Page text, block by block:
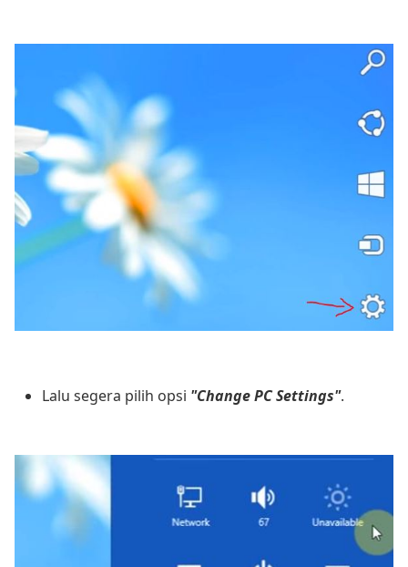
Lalu segera pilih opsi "Change PC Settings".